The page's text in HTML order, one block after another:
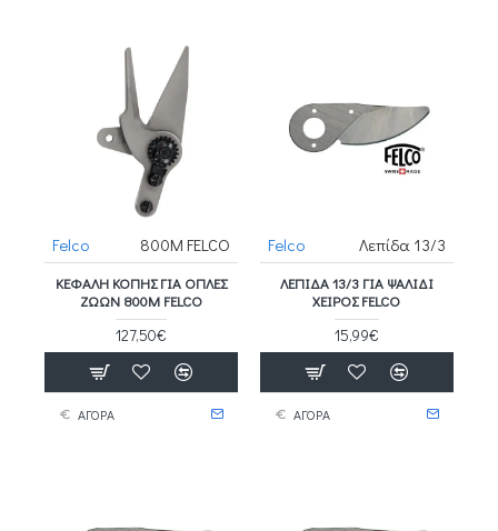
Felco 800Μ FELCO
ΚΕΦΑΛΉ ΚΟΠΉΣ ΓΙΑ ΟΠΛΈΣ
ΖΏΩΝ 800Μ FELCO
127,50€
ΑΓΟΡΑ
Felco Λεπίδα 13/3
ΛΕΠΊΔΑ 13/3 ΓΙΑ ΨΑΛΊΔΙ
ΧΕΙΡΌΣ FELCO
15,99€
ΑΓΟΡΑ